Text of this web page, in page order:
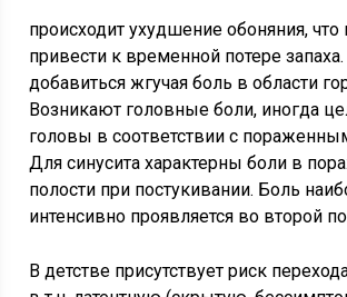
происходит ухудшение обоняния,
привести к временной потере
добавиться жгучая боль в области
Возникают головные боли, иногда
головы в соответствии с
Для синусита характерны боли в
полости при постукивании. Боль
интенсивно проявляется во второй
В детстве присутствует риск